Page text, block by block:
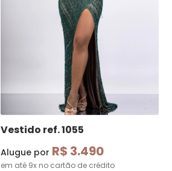
Vestido ref. 1055
Alugue por R$ 3.490
em até 9x no cartão de crédito